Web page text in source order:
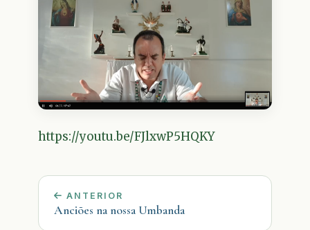
https://youtu.be/FJlxwP5HQKY
ANTERIOR
Anciões na nossa Umbanda